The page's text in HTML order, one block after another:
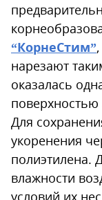
“КорнеСтим”,
нарезают
оказалась
Для
укоренения
полиэтилена.
влажности
условий их